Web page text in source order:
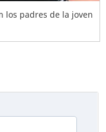
los padres de la joven